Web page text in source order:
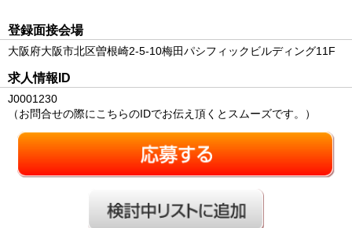
登録面接会場
大阪府大阪市北区曽根崎2-5-10梅田パシフィックビルディング11F
求人情報ID
J0001230
（お問合せの際にこちらのIDでお伝え頂くとスムーズです。）